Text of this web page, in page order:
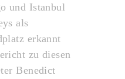
und Istanbul
als
erkannt
zu diesen
Benedict